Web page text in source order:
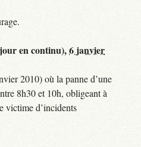
en continu),6 janvier
2010) où la panne d’une
8h30 et 10h, obligeant à
victime d’incidents